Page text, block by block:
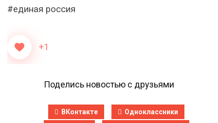
#единая россия
+1
Поделись новостью с друзьями
ВКонтакте
Одноклассники